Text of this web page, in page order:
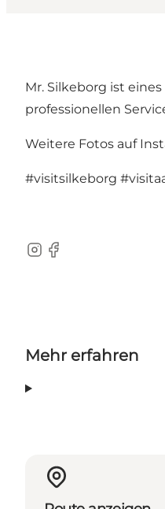
Mr. Silkeborg ist
professionellen
Weitere Fotos auf
#visitsilkeborg
Instagram
Facebook
Mehr erfahren